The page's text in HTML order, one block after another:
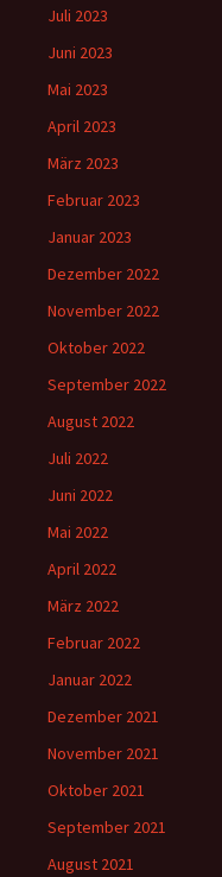
Juli 2023
Juni 2023
Mai 2023
April 2023
März 2023
Februar 2023
Januar 2023
Dezember 2022
November 2022
Oktober 2022
September 2022
August 2022
Juli 2022
Juni 2022
Mai 2022
April 2022
März 2022
Februar 2022
Januar 2022
Dezember 2021
November 2021
Oktober 2021
September 2021
August 2021